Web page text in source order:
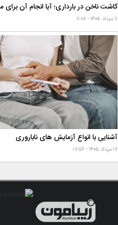
۱۱ مرداد ۱۴۰۵ - ۱۱:۰۸
آشنایی با انواع آزمایش های ناباروری
۱۷ مرداد ۱۴۰۵ - ۱۷:۵۲